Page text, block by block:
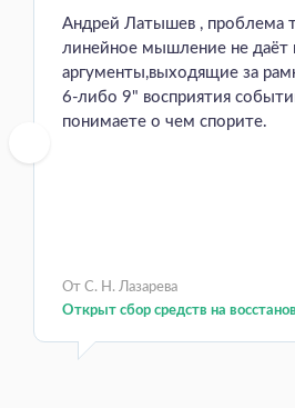
Андрей Латышев , проблема
линейное мышление не даёт
аргументы,выходящие за
6-либо 9" восприятия
понимаете о чем спорите.
От С. Н. Лазарева
Открыт сбор средств на